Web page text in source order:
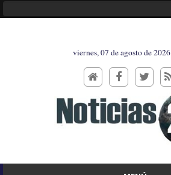
viernes, 07 de agosto de 2026